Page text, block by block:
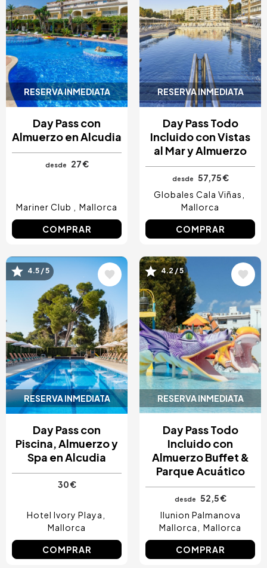
RESERVA INMEDIATA
Day Pass con
Almuerzo en Alcudia
desde 27 €
Mariner Club Mallorca
COMPRAR
RESERVA INMEDIATA
Day Pass Todo
Incluido con Vistas
al Mar y Almuerzo
desde
57,75 €
Globales Cala Viñas
Mallorca
COMPRAR
RESERVA INMEDIATA
Image
4.5 / 5
Day Pass con
Piscina, Almuerzo y
Spa en Alcudia
30 €
Hotel Ivory Playa
Mallorca
COMPRAR
RESERVA INMEDIATA
Image
4.2 / 5
Day Pass Todo
Incluido con
Almuerzo Buffet &
Parque Acuático
desde
52,5 €
Ilunion Palmanova
Mallorca
Mallorca
COMPRAR